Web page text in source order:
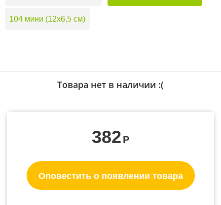
104 мини (12х6,5 см)
Товара нет в наличии :(
382 Р
Оповестить о появлении товара